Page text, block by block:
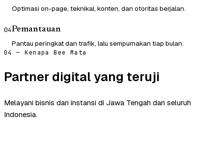
Optimasi on-page, teknikal, konten, dan otoritas berjalan.
04Pemantauan
Pantau peringkat dan trafik, lalu sempurnakan tiap bulan.
04 — Kenapa Bee Mata
Partner digital yang teruji
Melayani bisnis dan instansi di Jawa Tengah dan seluruh
Indonesia.